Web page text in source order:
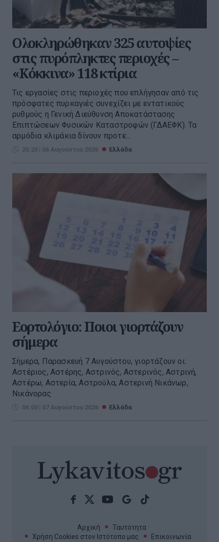
Ολοκληρώθηκαν 325 αυτοψίες
στις πυρόπληκτες περιοχές –
«Κόκκινα» 118 κτίρια
Τις εργασίες στις περιοχές που επλήγησαν από τις
πρόσφατες πυρκαγιές συνεχίζει με εντατικούς
ρυθμούς η Γενική Διεύθυνση Αποκατάστασης
Επιπτώσεων Φυσικών Καταστροφών (ΓΔΑΕΦΚ). Τα
αρμόδια κλιμάκια δίνουν προτε...
20:20 | 06 Αυγούστου 2026 Ελλάδα
Εορτολόγιο: Ποιοι γιορτάζουν
σήμερα
Σήμερα, Παρασκευή 7 Αυγούστου, γιορτάζουν οι:
Αστέριος, Αστέρης, Αστρινός, Αστερινός, Αστρινή,
Αστέρω, Αστερία, Αστρούλα, Αστερινή Νικάνωρ,
Νικάνορας
06:00 | 07 Αυγούστου 2026 Ελλάδα
Αρχική
Ταυτότητα
Χρήση Cookies στον Ιστότοπο μας
Επικοινωνία